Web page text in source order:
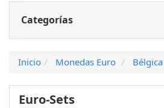
Categorías
Inicio Monedas Euro Bélgica
Euro-Sets